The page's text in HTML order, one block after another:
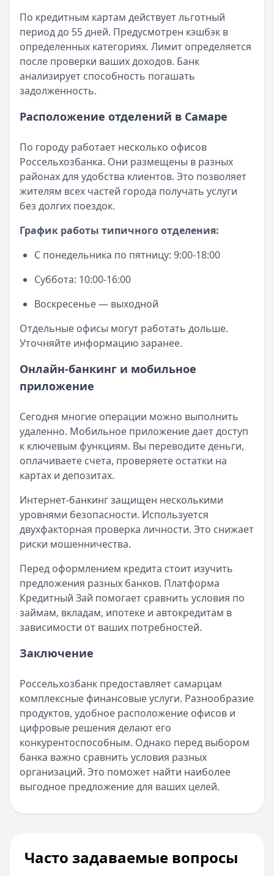
По кредитным картам действует льготный
период до 55 дней. Предусмотрен кэшбэк в
определенных категориях. Лимит определяется
после проверки ваших доходов. Банк
анализирует способность погашать
задолженность.
Расположение отделений в Самаре
По городу работает несколько офисов
Россельхозбанка. Они размещены в разных
районах для удобства клиентов. Это позволяет
жителям всех частей города получать услуги
без долгих поездок.
График работы типичного отделения:
С понедельника по пятницу: 9:00-18:00
Суббота: 10:00-16:00
Воскресенье — выходной
Отдельные офисы могут работать дольше.
Уточняйте информацию заранее.
Онлайн-банкинг и мобильное
приложение
Сегодня многие операции можно выполнить
удаленно. Мобильное приложение дает доступ
к ключевым функциям. Вы переводите деньги,
оплачиваете счета, проверяете остатки на
картах и депозитах.
Интернет-банкинг защищен несколькими
уровнями безопасности. Используется
двухфакторная проверка личности. Это снижает
риски мошенничества.
Перед оформлением кредита стоит изучить
предложения разных банков. Платформа
Кредитный Зай помогает сравнить условия по
займам, вкладам, ипотеке и автокредитам в
зависимости от ваших потребностей.
Заключение
Россельхозбанк предоставляет самарцам
комплексные финансовые услуги. Разнообразие
продуктов, удобное расположение офисов и
цифровые решения делают его
конкурентоспособным. Однако перед выбором
банка важно сравнить условия разных
организаций. Это поможет найти наиболее
выгодное предложение для ваших целей.
Часто задаваемые вопросы